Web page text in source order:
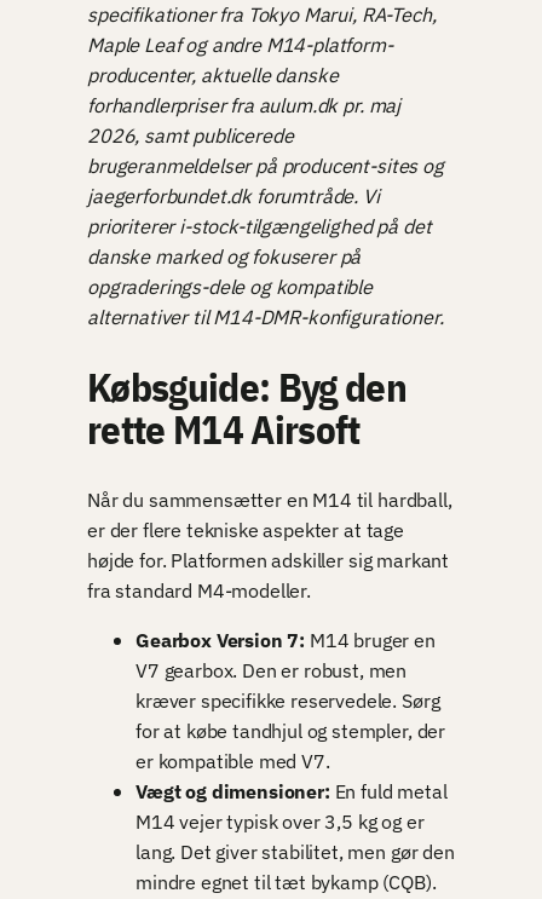
specifikationer fra Tokyo Marui, RA-Tech,
Maple Leaf og andre M14-platform-
producenter, aktuelle danske
forhandlerpriser fra aulum.dk pr. maj
2026, samt publicerede
brugeranmeldelser på producent-sites og
jaegerforbundet.dk forumtråde. Vi
prioriterer i-stock-tilgængelighed på det
danske marked og fokuserer på
opgraderings-dele og kompatible
alternativer til M14-DMR-konfigurationer.
Købsguide: Byg den
rette M14 Airsoft
Når du sammensætter en M14 til hardball,
er der flere tekniske aspekter at tage
højde for. Platformen adskiller sig markant
fra standard M4-modeller.
Gearbox Version 7: M14 bruger en
V7 gearbox. Den er robust, men
kræver specifikke reservedele. Sørg
for at købe tandhjul og stempler, der
er kompatible med V7.
Vægt og dimensioner: En fuld metal
M14 vejer typisk over 3,5 kg og er
lang. Det giver stabilitet, men gør den
mindre egnet til tæt bykamp (CQB).